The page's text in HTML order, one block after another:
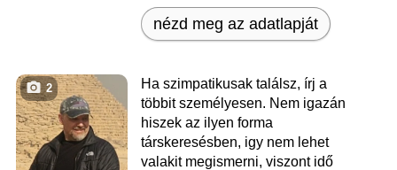
nézd meg az adatlapját
2
Ha szimpatikusak találsz, írj a
többit személyesen. Nem igazán
hiszek az ilyen forma
társkeresésben, igy nem lehet
valakit megismerni, viszont idő